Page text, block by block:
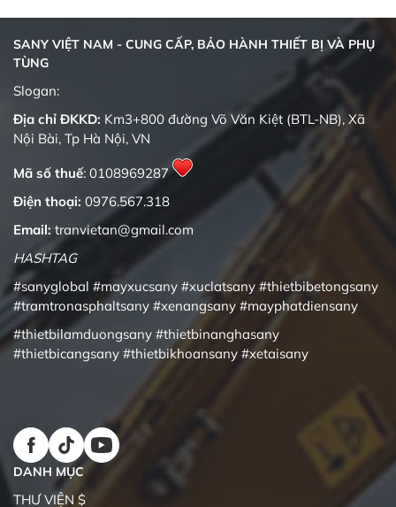
SANY VIỆT NAM - CUNG CẤP, BẢO HÀNH THIẾT BỊ VÀ PHỤ
TÙNG
Slogan:
Địa chỉ ĐKKD: Km3+800 đường Võ Văn Kiệt (BTL-NB), Xã
Nội Bài, Tp Hà Nội, VN
Mã số thuế: 0108969287
Điện thoại: 0976.567.318
Email: tranvietan@gmail.com
HASHTAG
#sanyglobal #mayxucsany #xuclatsany #thietbibetongsany
#tramtronasphaltsany #xenangsany #mayphatdiensany
#thietbilamduongsany #thietbinanghasany
#thietbicangsany #thietbikhoansany #xetaisany
DANH MỤC
THƯ VIỆN $